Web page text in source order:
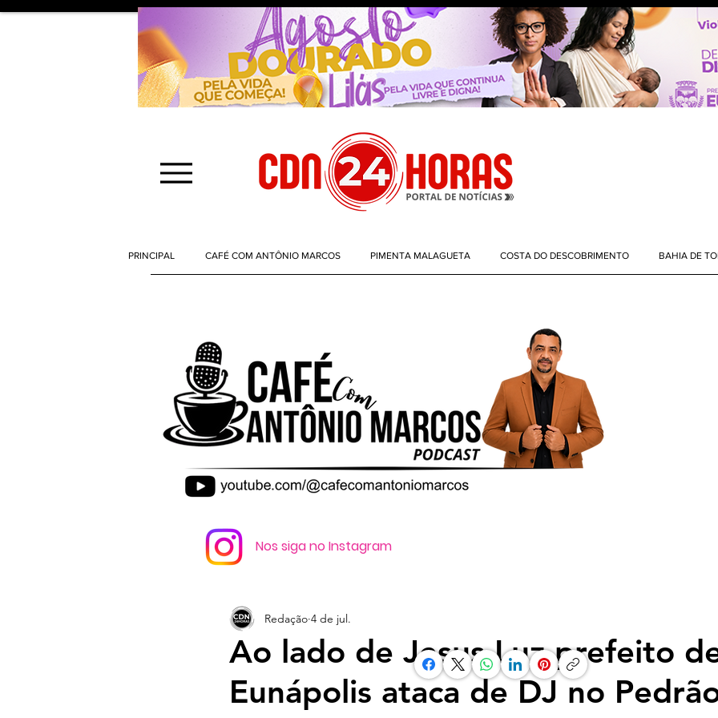
Nos siga no Instagram
Ao lado de Jesus Luz prefeito
Eunápolis ataca de DJ no
Redação 4 de jul.
PRINCIPAL CAFÉ COM ANTÔNIO MARCOS PIMENTA MALAGUETA COSTA DO DESCOBRIMENTO BAHIA DE